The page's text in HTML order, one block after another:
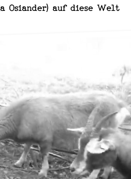
Osiander) auf diese Welt